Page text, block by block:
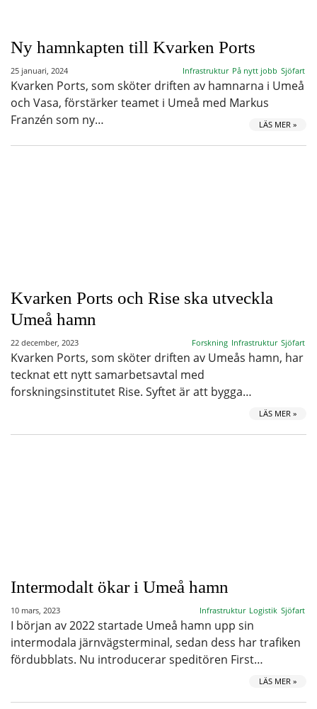
Ny hamnkapten till Kvarken Ports
25 januari, 2024 Infrastruktur På nytt jobb Sjöfart
Kvarken Ports, som sköter driften av hamnarna i Umeå
och Vasa, förstärker teamet i Umeå med Markus
Franzén som ny…
LÄS MER »
Kvarken Ports och Rise ska utveckla
Umeå hamn
22 december, 2023 Forskning Infrastruktur Sjöfart
Kvarken Ports, som sköter driften av Umeås hamn, har
tecknat ett nytt samarbetsavtal med
forskningsinstitutet Rise. Syftet är att bygga…
LÄS MER »
Intermodalt ökar i Umeå hamn
10 mars, 2023 Infrastruktur Logistik Sjöfart
I början av 2022 startade Umeå hamn upp sin
intermodala järnvägsterminal, sedan dess har trafiken
fördubblats. Nu introducerar speditören First…
LÄS MER »